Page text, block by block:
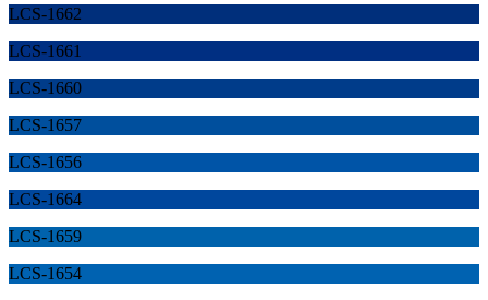
LCS-1662
LCS-1661
LCS-1660
LCS-1657
LCS-1656
LCS-1664
LCS-1659
LCS-1654